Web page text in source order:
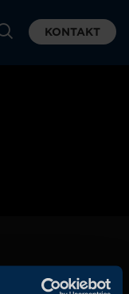
KONTAKT